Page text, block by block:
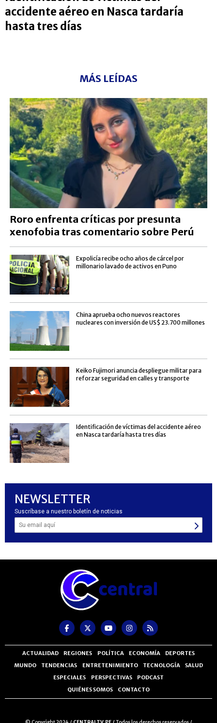
accidente aéreo en Nasca tardaría
hasta tres días
MÁS LEÍDAS
Roro enfrenta críticas por presunta
xenofobia tras comentario sobre Perú
Expolicía recibe ocho años de cárcel por
millonario lavado de activos en Puno
China aprueba ocho nuevos reactores
nucleares con inversión de US$ 23.700 millones
Keiko Fujimori anuncia despliegue militar para
reforzar seguridad en calles y transporte
Identificación de víctimas del accidente aéreo
en Nasca tardaría hasta tres días
NEWSLETTER
Suscríbase a nuestro boletín de noticias
ACTUALIDAD REGIONES POLÍTICA ECONOMÍA
DEPORTES
MUNDO
TENDENCIAS ENTRETENIMIENTO TECNOLOGÍA
SALUD
ESPECIALES
PERSPECTIVAS
PODCAST
QUIÉNES SOMOS
CONTACTO